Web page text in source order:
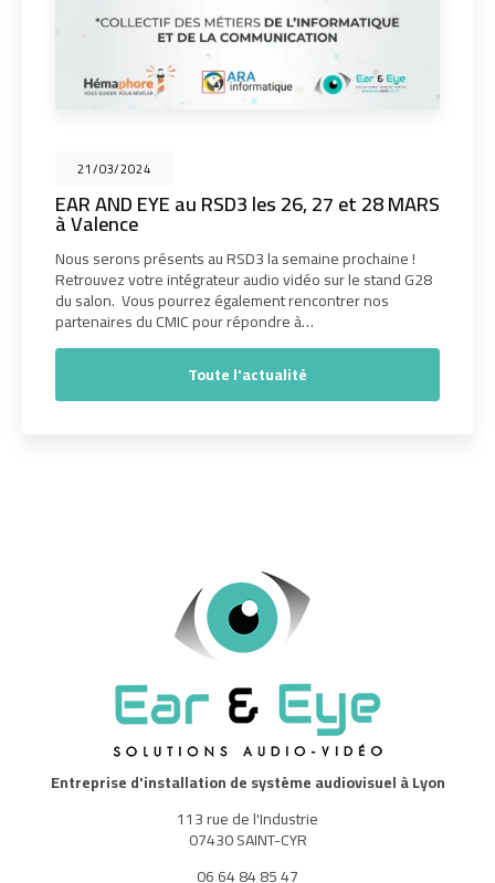
21/03/2024
EAR AND EYE au RSD3 les 26, 27 et 28 MARS
à Valence
Nous serons présents au RSD3 la semaine prochaine !
Retrouvez votre intégrateur audio vidéo sur le stand G28
du salon. Vous pourrez également rencontrer nos
partenaires du CMIC pour répondre à…
Toute l'actualité
Entreprise d'installation de système audiovisuel à Lyon
113 rue de l'Industrie
07430 SAINT-CYR
06 64 84 85 47